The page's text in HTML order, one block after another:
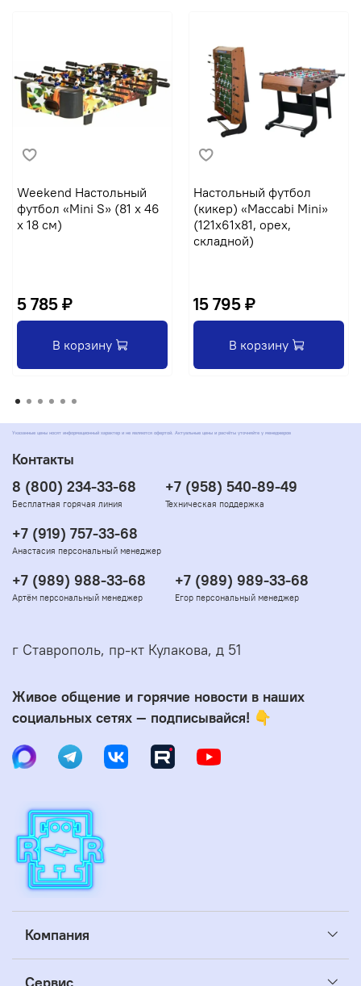
Weekend Настольный
футбол «Mini S» (81 x 46
x 18 см)
5 785 ₽
В корзину
Настольный футбол
(кикер) «Maccabi Mini»
(121x61x81, орех,
складной)
15 795 ₽
В корзину
Указанные цены носят информационный характер и не являются офертой. Актуальные цены и расчёты уточняйте у менеджеров
Компания
Контакты
8 (800) 234-33-68
Бесплатная горячая линия
+7 (958) 540-89-49
Техническая поддержка
+7 (919) 757-33-68
Анастасия персональный менеджер
+7 (989) 988-33-68
Артём персональный менеджер
+7 (989) 989-33-68
Егор персональный менеджер
г Ставрополь, пр-кт Кулакова, д 51
Живое общение и горячие новости в наших
социальных сетях — подписывайся! 👇